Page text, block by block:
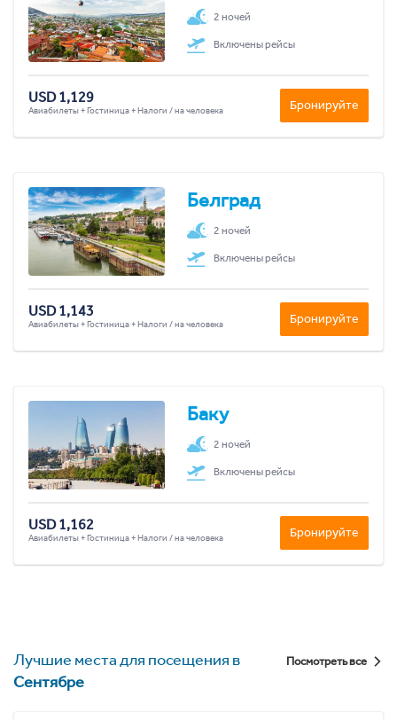
2 ночей
Включены рейсы
USD 1,129
Авиабилеты + Гостиница + Налоги / на человека Бронируйте
Белград
2 ночей
Включены рейсы
USD 1,143
Авиабилеты + Гостиница + Налоги / на человека Бронируйте
Баку
2 ночей
Включены рейсы
USD 1,162
Авиабилеты + Гостиница + Налоги / на человека Бронируйте
Лучшие места для посещения в
Сентябре
Посмотреть все